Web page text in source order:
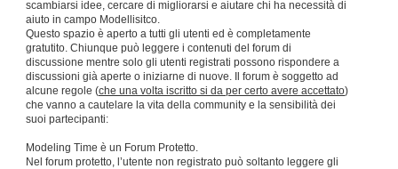
scambiarsi idee, cercare di migliorarsi e aiutare chi ha necessità di
aiuto in campo Modellisitco.
Questo spazio è aperto a tutti gli utenti ed è completamente
gratutito. Chiunque può leggere i contenuti del forum di
discussione mentre solo gli utenti registrati possono rispondere a
discussioni già aperte o iniziarne di nuove. Il forum è soggetto ad
alcune regole (che una volta iscritto si da per certo avere accettato)
che vanno a cautelare la vita della community e la sensibilità dei
suoi partecipanti:
Modeling Time è un Forum Protetto.
Nel forum protetto, l’utente non registrato può soltanto leggere gli